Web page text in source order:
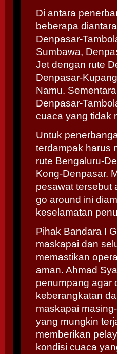
Di antara
beberapa
Denpasar-
Sumbawa,
Jet dengan rute
Denpasar-
Namu.
Denpasar-
cuaca yang tidak
Untuk
terdampak harus
rute Bengaluru-
Kong-Denpasar.
pesawat tersebut
go around ini
keselamatan
Pihak Bandara I
maskapai dan
memastikan
aman. Ahmad
penumpang agar
keberangkatan
maskapai
yang mungkin
memberikan
kondisi cuaca